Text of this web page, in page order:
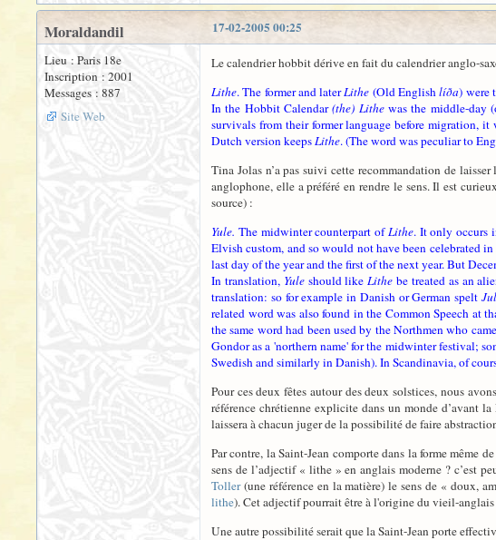
17-02-2005 00:25
Moraldandil
Lieu : Paris 18e
Inscription : 2001
Messages : 887
Site Web
Le calendrier hobbit dérive en fait du calendrier anglo-
Lithe. The former and laterLithe (Old Englishlíða) were
In the Hobbit Calendar(the) Lithewas the middle-day
survivals from their former language before migration,
Dutch version keepsLithe. (The word was peculiar to
Tina Jolas n’a pas suivi cette recommandation de
anglophone, elle a préféré en rendre le sens. Il est
source) :
Yule. The midwinter counterpart ofLithe. It only occurs
Elvish custom, and so would not have been celebrated
last day of the year and the first of the next year. But
In translation, Yuleshould likeLithe be treated as an
translation: so for example in Danish or German spelt
related word was also found in the Common Speech at
the same word had been used by the Northmen who
Gondor as a 'northern name' for the midwinter festival;
Swedish and similarly in Danish). In Scandinavia, of
Pour ces deux fêtes autour des deux solstices, nous
référence chrétienne explicite dans un monde d’avant
laissera à chacun juger de la possibilité de faire
Par contre, la Saint-Jean comporte dans la forme même
sens de l’adjectif « lithe » en anglais moderne ? c’est
Toller(une référence en la matière) le sens de « doux,
lithe). Cet adjectif pourrait être à l'origine du vieil-anglais
Une autre possibilité serait que la Saint-Jean porte